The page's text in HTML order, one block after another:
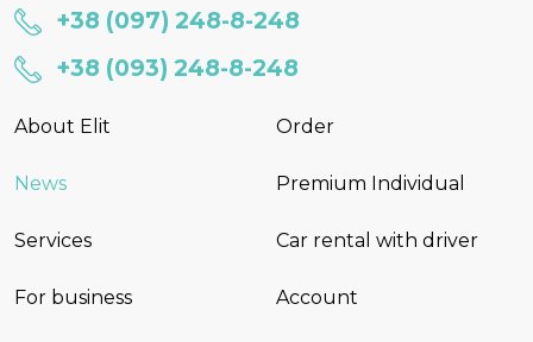
+38 (097) 248-8-248
+38 (093) 248-8-248
About Elit
News
Services
For business
Order
Premium Individual
Car rental with driver
Account